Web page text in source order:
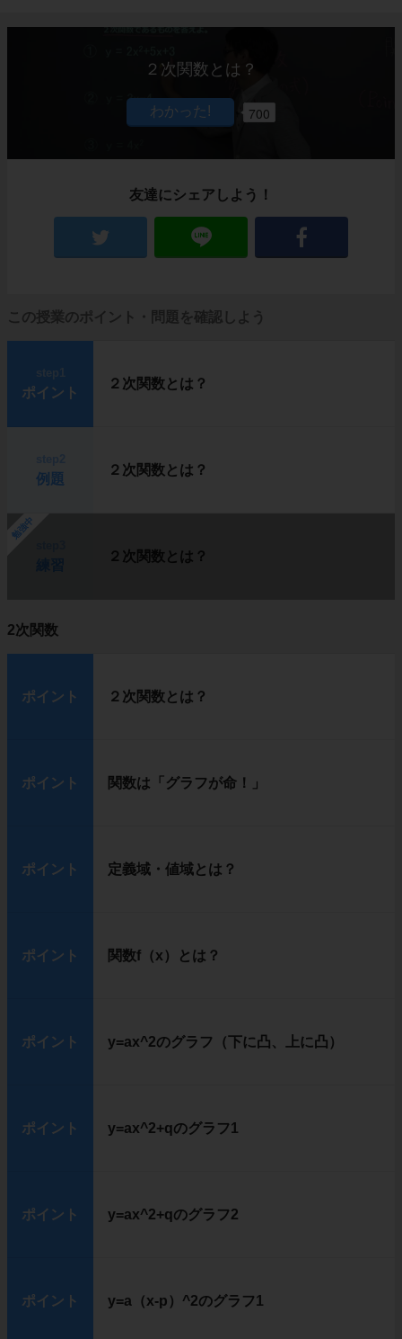
２次関数とは？
700
友達にシェアしよう！
この授業のポイント・問題を確認しよう
ポイント
２次関数とは？
例題
２次関数とは？
勉強中
２次関数とは？
2次関数
ポイント ２次関数とは？
ポイント 関数は「グラフが命！」
ポイント 定義域・値域とは？
ポイント 関数f（x）とは？
ポイント y=ax^2のグラフ（下に凸、上に凸）
ポイント y=ax^2+qのグラフ1
ポイント y=ax^2+qのグラフ2
ポイント y=a（x-p）^2のグラフ1